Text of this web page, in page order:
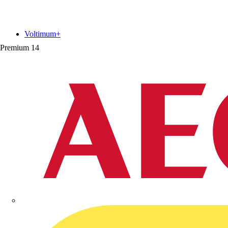
Premium 14
Voltimum+